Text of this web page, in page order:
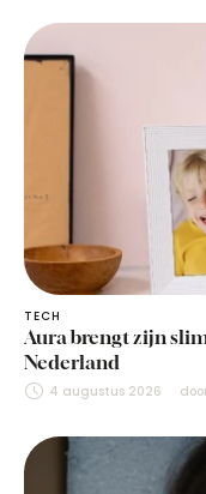
TECH
Aura brengt zijn
Nederland
4 augustus 2026